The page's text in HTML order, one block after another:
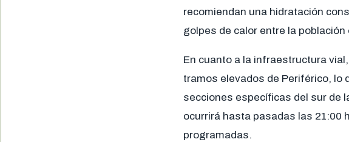
recomiendan una hidratación
golpes de calor entre la
En cuanto a la infraestructura
tramos elevados de Periférico, lo
secciones específicas del sur de
ocurrirá hasta pasadas las 21:00
programadas.